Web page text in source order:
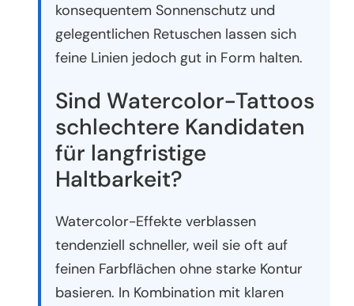
konsequentem Sonnenschutz und
gelegentlichen Retuschen lassen sich
feine Linien jedoch gut in Form halten.
Sind Watercolor-Tattoos
schlechtere Kandidaten
für langfristige
Haltbarkeit?
Watercolor-Effekte verblassen
tendenziell schneller, weil sie oft auf
feinen Farbflächen ohne starke Kontur
basieren. In Kombination mit klaren